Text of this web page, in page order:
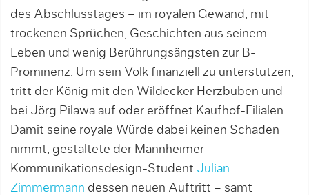
des Abschlusstages – im royalen Gewand, mit
trockenen Sprüchen, Geschichten aus seinem
Leben und wenig Berührungsängsten zur B-
Prominenz. Um sein Volk finanziell zu unterstützen,
tritt der König mit den Wildecker Herzbuben und
bei Jörg Pilawa auf oder eröffnet Kaufhof-Filialen.
Damit seine royale Würde dabei keinen Schaden
nimmt, gestaltete der Mannheimer
Kommunikationsdesign-Student Julian
Zimmermann dessen neuen Auftritt – samt